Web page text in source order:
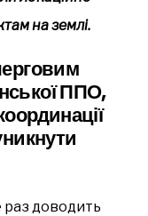
на землі.
ППО,
раз доводить